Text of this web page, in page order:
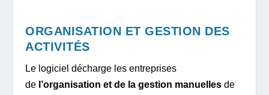
ORGANISATION ET GESTION DES
ACTIVITÉS
Le logiciel décharge les entreprises
de l’organisation et de la gestion manuelles de